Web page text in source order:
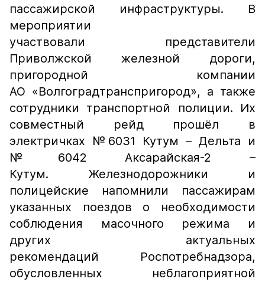
пассажирской инфраструктуры. В
мероприятии
участвовали представители
Приволжской железной дороги,
пригородной компании
АО «Волгоградтранспригород», а также
сотрудники транспортной полиции. Их
совместный рейд прошёл в
электричках №6031 Кутум – Дельта и
№6042 Аксарайская-2 –
Кутум. Железнодорожники и
полицейские напомнили пассажирам
указанных поездов о необходимости
соблюдения масочного режима и
других актуальных
рекомендаций Роспотребнадзора,
обусловленных неблагоприятной